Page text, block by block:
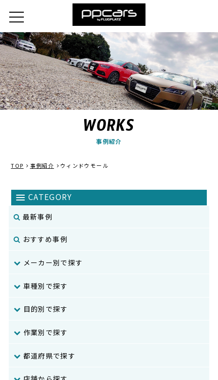
WORKS
事例紹介
TOP 事例紹介 ウィンドウモール
最新事例
おすすめ事例
メーカー別で探す
車種別で探す
目的別で探す
作業別で探す
都道府県で探す